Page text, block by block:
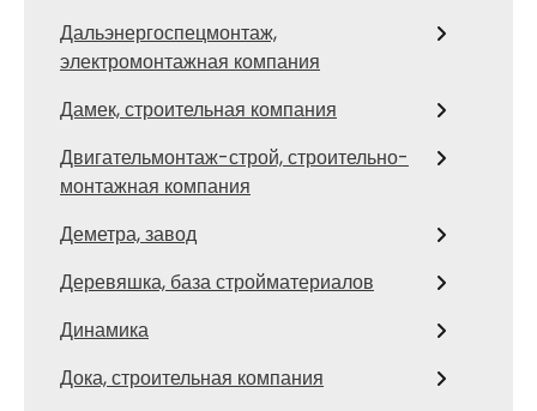
Дальэнергоспецмонтаж,
электромонтажная компания
Дамек, строительная компания
Двигательмонтаж-строй, строительно-
монтажная компания
Деметра, завод
Деревяшка, база стройматериалов
Динамика
Дока, строительная компания